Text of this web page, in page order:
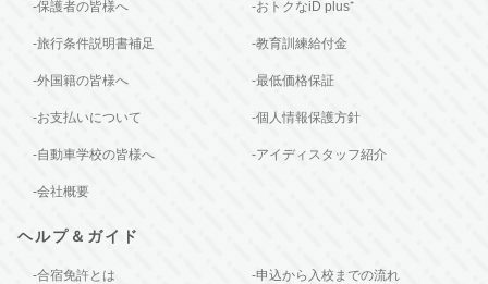
-保護者の皆様へ -おトクなiD plus⁺
-旅行条件説明書補足 -教育訓練給付金
-外国籍の皆様へ -最低価格保証
-お支払いについて -個人情報保護方針
-自動車学校の皆様へ -アイディスタッフ紹介
-会社概要
ヘルプ＆ガイド
-合宿免許とは -申込から入校までの流れ